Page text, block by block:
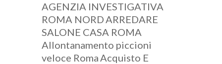
AGENZIA INVESTIGATIVA
ROMA NORDARREDARE
SALONE CASA ROMA
Allontanamento piccioni
veloce RomaAcquisto E